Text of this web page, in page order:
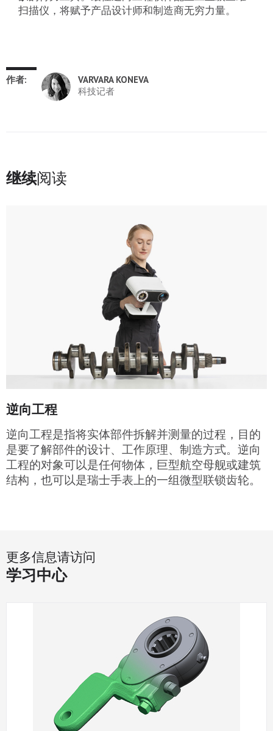
扫描仪，将赋予产品设计师和制造商无穷力量。
作者:
VARVARA KONEVA
科技记者
继续阅读
逆向工程
逆向工程是指将实体部件拆解并测量的过程，目的
是要了解部件的设计、工作原理、制造方式。逆向
工程的对象可以是任何物体，巨型航空母舰或建筑
结构，也可以是瑞士手表上的一组微型联锁齿轮。
更多信息请访问
学习中心